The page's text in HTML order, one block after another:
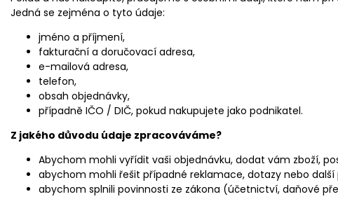
Jedná se zejména o tyto údaje:
jméno a příjmení,
fakturační a doručovací adresa,
e-mailová adresa,
telefon,
obsah objednávky,
případně IČO / DIČ, pokud nakupujete jako podnikatel.
Z jakého důvodu údaje zpracováváme?
Abychom mohli vyřídit vaši objednávku, dodat vám zboží,
abychom mohli řešit případné reklamace, dotazy nebo další
abychom splnili povinnosti ze zákona (účetnictví, daňové